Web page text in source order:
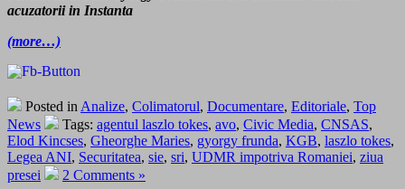
acuzatorii in Instanta
(more…)
Posted in Analize, Colimatorul, Documentare, Editoriale, Top
News
Tags: agentul laszlo tokes, avo, Civic Media, CNSAS,
Elod Kincses, Gheorghe Maries, gyorgy frunda, KGB, laszlo tokes,
Legea ANI, Securitatea, sie, sri, UDMR impotriva Romaniei, ziua
presei
2 Comments »